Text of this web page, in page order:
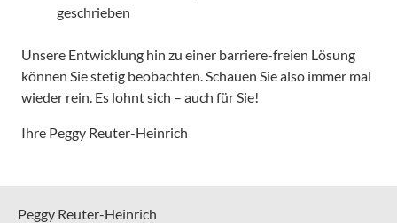
geschrieben
Unsere Entwicklung hin zu einer barriere-freien Lösung
können Sie stetig beobachten. Schauen Sie also immer mal
wieder rein. Es lohnt sich – auch für Sie!
Ihre Peggy Reuter-Heinrich
Peggy Reuter-Heinrich